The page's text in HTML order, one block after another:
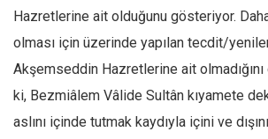
Hazretlerine ait olduğunu gösteriyor.
olması için üzerinde yapılan tecdit/
Akşemseddin Hazretlerine ait
ki, Bezmiâlem Vâlide Sultân kıyamete
aslını içinde tutmak kaydıyla içini ve